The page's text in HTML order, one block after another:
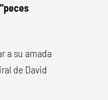
a su amada
de David